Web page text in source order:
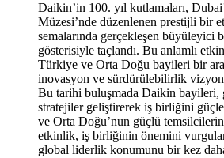
Daikin’in 100. yıl kutlamaları,
Müzesi’nde düzenlenen prestijli bir
semalarında gerçekleşen büyüleyici
gösterisiyle taçlandı. Bu anlamlı
Türkiye ve Orta Doğu bayileri bir
inovasyon ve sürdürülebilirlik
Bu tarihi buluşmada Daikin bayileri,
stratejiler geliştirerek iş birliğini
ve Orta Doğu’nun güçlü
etkinlik, iş birliğinin önemini
global liderlik konumunu bir kez